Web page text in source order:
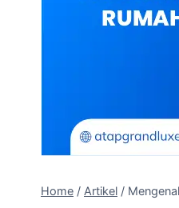
Home / Artikel /